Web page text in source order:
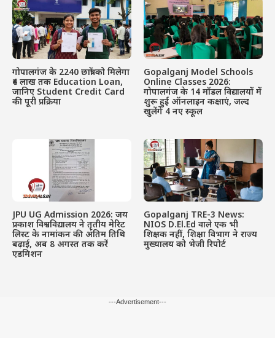
गोपालगंज के 2240 छात्रों को मिलेगा
₹4 लाख तक Education Loan,
जानिए Student Credit Card
की पूरी प्रक्रिया
Gopalganj Model Schools
Online Classes 2026:
गोपालगंज के 14 मॉडल विद्यालयों में
शुरू हुई ऑनलाइन कक्षाएं, जल्द
खुलेंगे 4 नए स्कूल
JPU UG Admission 2026: जय
प्रकाश विश्वविद्यालय ने तृतीय मेरिट
लिस्ट के नामांकन की अंतिम तिथि
बढ़ाई, अब 8 अगस्त तक करें
एडमिशन
Gopalganj TRE-3 News:
NIOS D.El.Ed वाले एक भी
शिक्षक नहीं, शिक्षा विभाग ने राज्य
मुख्यालय को भेजी रिपोर्ट
---Advertisement---